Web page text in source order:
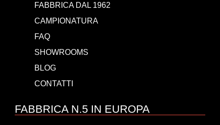
FABBRICA DAL 1962
CAMPIONATURA
FAQ
SHOWROOMS
BLOG
CONTATTI
FABBRICA N.5 IN EUROPA